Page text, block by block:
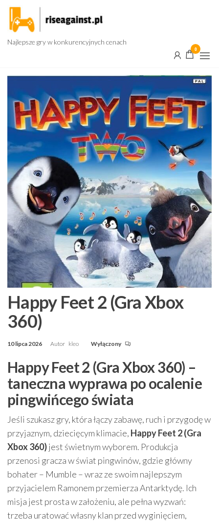
Przejdź
treści
Najlepsze gry w konkurencyjnych cenach
0
Happy Feet 2 (Gra Xbox
360)
10 lipca 2026 Autor kleo Wyłączony
Happy Feet 2 (Gra Xbox 360) –
taneczna wyprawa po ocalenie
pingwińcego świata
Jeśli szukasz gry, która łączy zabawę, ruch i przygodę w
przyjaznym, dziecięcym klimacie, Happy Feet 2 (Gra
Xbox 360)jest świetnym wyborem. Produkcja
przenosi gracza w świat pingwinów, gdzie główny
bohater – Mumble – wraz ze swoim najlepszym
przyjacielem Ramonem przemierza Antarktydę. Ich
misja jest prosta w założeniu, ale pełna wyzwań:
trzeba uratować własny klan przed wyginięciem,